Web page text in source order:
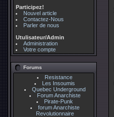
Participez!
Nouvel article
Contactez-Nous
Parler de nous
Utulisateur/Admin
Administration
Votre compte
Forums
Resistance
Les Insoumis
Quebec Underground
Forum Anarchiste
Pirate-Punk
forum Anarchiste
Revolutionnaire